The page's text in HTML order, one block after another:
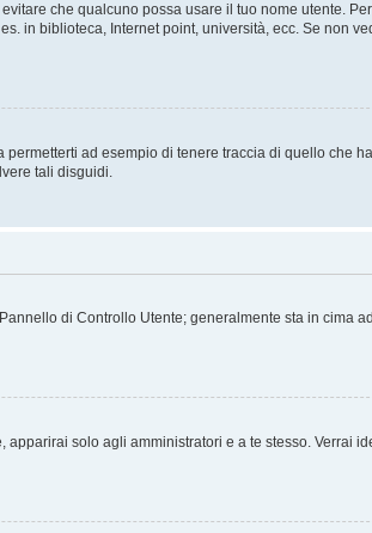
che qualcuno possa usare il tuo nome utente.
in biblioteca, Internet point, università, ecc. Se non
ad esempio di tenere traccia di quello che
tali disguidi.
di Controllo Utente; generalmente sta in cima
apparirai solo agli amministratori e a te stesso. Verrai